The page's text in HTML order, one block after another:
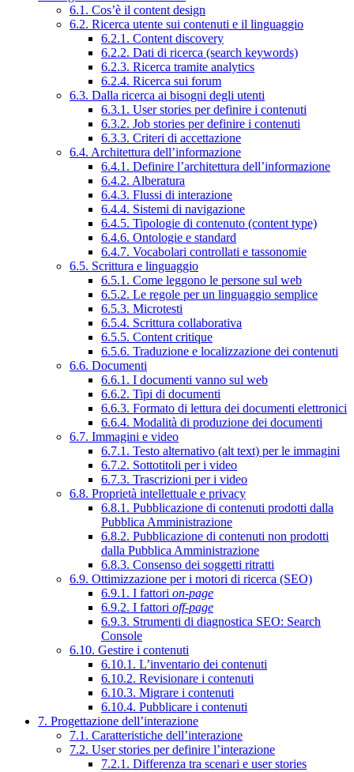
6.1. Cos’è il content design
6.2. Ricerca utente sui contenuti e il linguaggio
6.2.1. Content discovery
6.2.2. Dati di ricerca (search keywords)
6.2.3. Ricerca tramite analytics
6.2.4. Ricerca sui forum
6.3. Dalla ricerca ai bisogni degli utenti
6.3.1. User stories per definire i contenuti
6.3.2. Job stories per definire i contenuti
6.3.3. Criteri di accettazione
6.4. Architettura dell’informazione
6.4.1. Definire l’architettura dell’informazione
6.4.2. Alberatura
6.4.3. Flussi di interazione
6.4.4. Sistemi di navigazione
6.4.5. Tipologie di contenuto (content type)
6.4.6. Ontologie e standard
6.4.7. Vocabolari controllati e tassonomie
6.5. Scrittura e linguaggio
6.5.1. Come leggono le persone sul web
6.5.2. Le regole per un linguaggio semplice
6.5.3. Microtesti
6.5.4. Scrittura collaborativa
6.5.5. Content critique
6.5.6. Traduzione e localizzazione dei contenuti
6.6. Documenti
6.6.1. I documenti vanno sul web
6.6.2. Tipi di documenti
6.6.3. Formato di lettura dei documenti elettronici
6.6.4. Modalità di produzione dei documenti
6.7. Immagini e video
6.7.1. Testo alternativo (alt text) per le immagini
6.7.2. Sottotitoli per i video
6.7.3. Trascrizioni per i video
6.8. Proprietà intellettuale e privacy
6.8.1. Pubblicazione di contenuti prodotti dalla
Pubblica Amministrazione
6.8.2. Pubblicazione di contenuti non prodotti
dalla Pubblica Amministrazione
6.8.3. Consenso dei soggetti ritratti
6.9. Ottimizzazione per i motori di ricerca (SEO)
6.9.1. I fattori on-page
6.9.2. I fattori off-page
6.9.3. Strumenti di diagnostica SEO: Search
Console
6.10. Gestire i contenuti
6.10.1. L’inventario dei contenuti
6.10.2. Revisionare i contenuti
6.10.3. Migrare i contenuti
6.10.4. Pubblicare i contenuti
7. Progettazione dell’interazione
7.1. Caratteristiche dell’interazione
7.2. User stories per definire l’interazione
7.2.1. Differenza tra scenari e user stories